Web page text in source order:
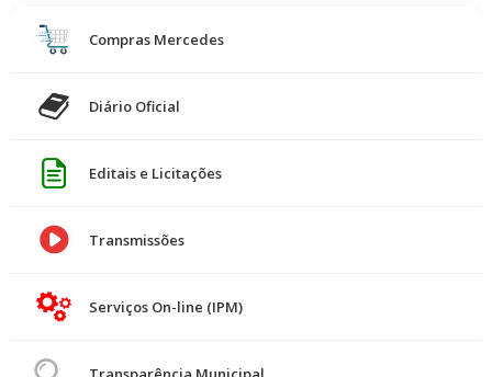
Compras Mercedes
Diário Oficial
Editais e Licitações
Transmissões
Serviços On-line (IPM)